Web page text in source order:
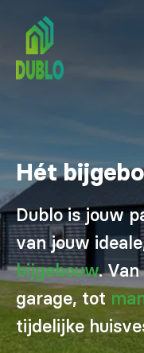
Hét
Dublo is jouw
van jouw
bijgebouw. Van
garage, tot
tijdelijke